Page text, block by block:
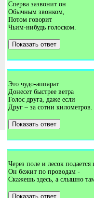
Сперва зазвонит он
Обычным звонком,
Потом говорит
Чьим-нибудь голоском.
Показать ответ
Это чудо-аппарат
Донесет быстрее ветра
Голос друга, даже если
Друг – за сотни километров.
Показать ответ
Через поле и лесок подается
Он бежит по проводам -
Скажешь здесь, а слышно
Показать ответ